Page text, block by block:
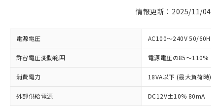
情報更新：2025/11/04
電源電圧 AC100～240V 50/60Hz
許容電圧変動範囲 電源電圧の85～110%
消費電力 18VA以下 (最大負荷時)
外部供給電源 DC12V±10% 80mA